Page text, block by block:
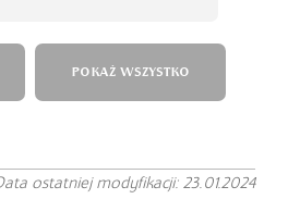
POKAŻ WSZYSTKO
ostatniej modyfikacji: 23.01.2024